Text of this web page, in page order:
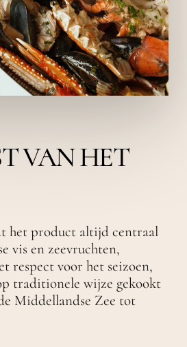
VAN HET
het product altijd centraal
vis en zeevruchten,
respect voor het seizoen,
traditionele wijze gekookt
Middellandse Zee tot